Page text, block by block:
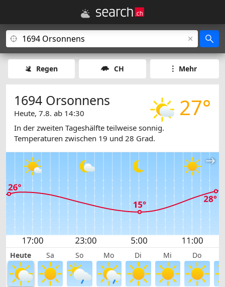
Regen CH Mehr
27°
1694 Orsonnens
Heute, 7.8. ab 14:30
In der zweiten Tageshälfte teilweise sonnig.
Temperaturen zwischen 19 und 28 Grad.
Heute Sa So Mo Di Mi Do